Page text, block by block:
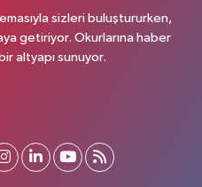
sizleri buluştururken,
getiriyor. Okurlarına haber
altyapı sunuyor.